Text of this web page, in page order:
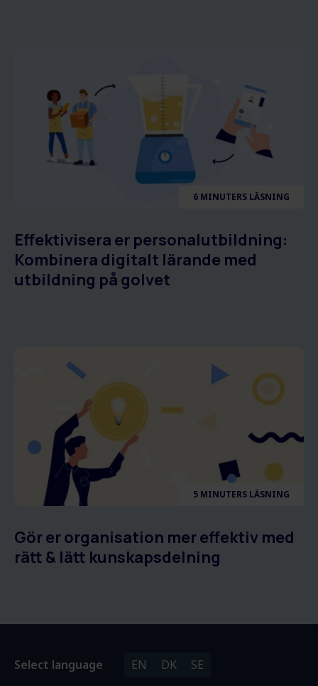
6 MINUTERS LÄSNING
Effektivisera er personalutbildning:
Kombinera digitalt lärande med
utbildning på golvet
5 MINUTERS LÄSNING
Gör er organisation mer effektiv med
rätt & lätt kunskapsdelning
Select language EN DK SE